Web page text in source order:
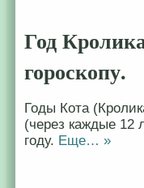
Год
гороскопу.
Годы Кота
(через каждые 12
году. Еще… »